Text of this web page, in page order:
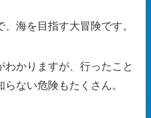
海を目指す大冒険です。
わかりますが、行ったこと
ない危険もたくさん。